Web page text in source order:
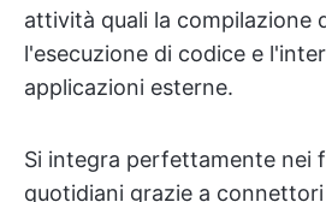
attività quali la compilazione
l'esecuzione di codice e
applicazioni esterne.
Si integra perfettamente nei
quotidiani grazie a